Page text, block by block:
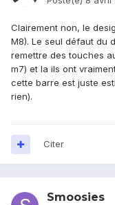
Clairement non, le
M8). Le seul défaut du
remettre des touches
m7) et la ils ont
cette barre est juste
rien).
Citer
Smoosies